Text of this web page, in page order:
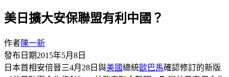
美日擴大安保聯盟有利中國？
作者陳一新
發布日期2015年5月8日
日本首相安倍晉三4月28日與美國總統歐巴馬確認修訂的新版